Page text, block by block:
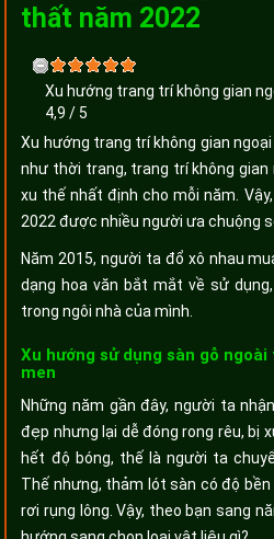
thất năm 2022
Xu hướng trang trí không gian
4,9 / 5
Xu hướng trang trí không gian
như thời trang, trang trí không
xu thế nhất định cho mỗi năm.
2022 được nhiều người ưa chuộng
Năm 2015, người ta đổ xô nhau
dạng hoa văn bắt mắt về sử
trong ngôi nhà của mình.
Xu hướng sử dụng sàn gỗ
men
Những năm gần đây, người ta
đẹp nhưng lại dễ đóng rong rêu, bị
hết độ bóng, thế là người ta
Thế nhưng, thảm lót sàn có độ bền
rơi rụng lông. Vậy, theo bạn sang